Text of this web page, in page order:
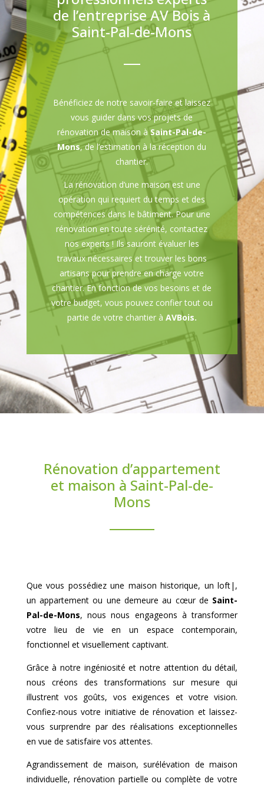
de l’entreprise AV Bois à
Saint-Pal-de-Mons
Bénéficiez de notre savoir-faire et laissez
vous guider dans vos projets de
rénovation de maison àSaint-Pal-de-
Mons, de l’estimation à la réception du
chantier.
La rénovation d’une maison est une
opération qui requiert du temps et des
compétences dans le bâtiment. Pour une
rénovation en toute sérénité, contactez
nos experts ! Ils sauront évaluer les
travaux nécessaires et trouver les bons
artisans pour prendre en charge votre
chantier. En fonction de vos besoins et de
votre budget, vous pouvez confier tout ou
partie de votre chantier à AVBois.
Rénovation d’appartement
et maison à Saint-Pal-de-
Mons
Que vous possédiez une maison historique, un loft|,
un appartement ou une demeure au cœur de Saint-
Pal-de-Mons, nous nous engageons à transformer
votre lieu de vie en un espace contemporain,
fonctionnel et visuellement captivant.
Grâce à notre ingéniosité et notre attention du détail,
nous créons des transformations sur mesure qui
illustrent vos goûts, vos exigences et votre vision.
Confiez-nous votre initiative de rénovation et laissez-
vous surprendre par des réalisations exceptionnelles
en vue de satisfaire vos attentes.
Agrandissement de maison, surélévation de maison
individuelle, rénovation partielle ou complète de votre